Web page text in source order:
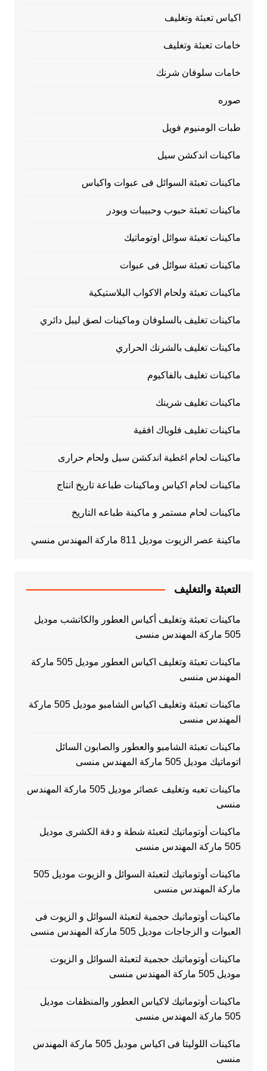
اكياس تعبئة وتغليف
خامات تعبئة وتغليف
خامات سلوفان شرنك
صوره
طبات الومنيوم فويل
ماكينات اندكشن سيل
ماكينات تعبئة السوائل فى عبوات واكياس
ماكينات تعبئة حبوب وحبيبات وبودر
ماكينات تعبئة سوائل اوتوماتيك
ماكينات تعبئة سوائل فى عبوات
ماكينات تعبئة ولحام الاكواب البلاستيكية
ماكينات تغليف بالسلوفان وماكينات لصق ليبل دائري
ماكينات تغليف بالشرنك الحراري
ماكينات تغليف بالفاكيوم
ماكينات تغليف شرينك
ماكينات تغليف فلوباك افقية
ماكينات لحام اغطية اندكشن سيل ولحام حرارى
ماكينات لحام اكياس وماكينات طباعة تاريخ انتاج
ماكينات لحام مستمر و ماكينة طباعه التاريخ
ماكينة عصر الزيوت موديل 811 ماركة المهندس منسي
التعبئة والتغليف
ماكينات تعبئة وتغليف أكياس العطور والكاتشب موديل
505 ماركة المهندس منسى
ماكينات تعبئة وتغليف اكياس العطور موديل 505 ماركة
المهندس منسى
ماكينات تعبئة وتغليف اكياس الشامبو موديل 505 ماركة
المهندس منسى
ماكينات تعبئة الشامبو والعطور والصابون السائل
اتوماتيك موديل 505 ماركة المهندس منسى
ماكينات تعبه وتغليف عصائر موديل 505 ماركة المهندس
منسى
ماكينات أوتوماتيك لتعبئة شطة و دقة الكشرى موديل
505 ماركة المهندس منسى
ماكينات أوتوماتيك لتعبئة السوائل و الزيوت موديل 505
ماركة المهندس منسى
ماكينات أوتوماتيك حجمية لتعبئة السوائل و الزيوت فى
العبوات و الزجاجات موديل 505 ماركة المهندس منسى
ماكينات أوتوماتيك حجمية لتعبئة السوائل و الزيوت
موديل 505 ماركة المهندس منسى
ماكينات أوتوماتيك لاكياس العطور والمنظفات موديل
505 ماركة المهندس منسى
ماكينات اللوليتا فى اكياس موديل 505 ماركة المهندس
منسى